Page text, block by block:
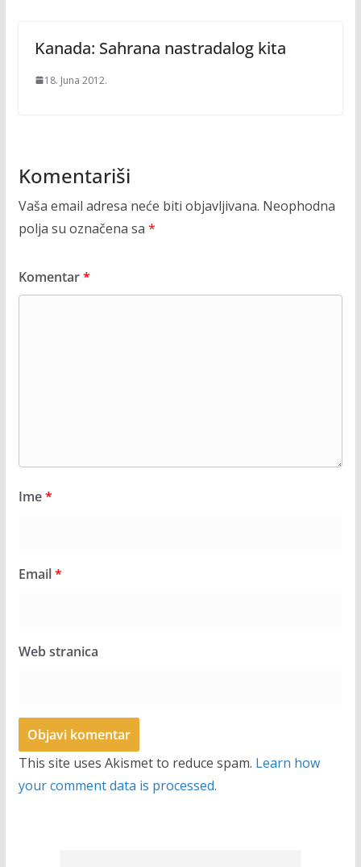
Kanada: Sahrana nastradalog kita
18. Juna 2012.
Komentariši
Vaša email adresa neće biti objavljivana. Neophodna
polja su označena sa *
Komentar*
Ime*
Email*
Web stranica
This site uses Akismet to reduce spam. Learn how
your comment data is processed.